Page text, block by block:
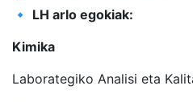
🔹 LH arlo egokiak:
Kimika
Laborategiko Analisi eta